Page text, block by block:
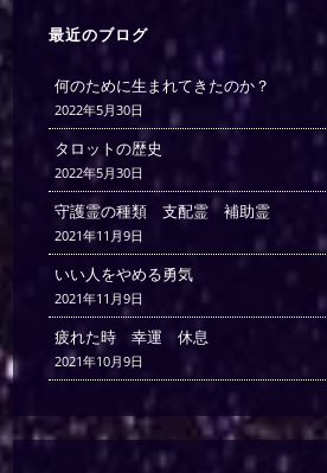
最近のブログ
何のために生まれてきたのか？
2022年5月30日
タロットの歴史
2022年5月30日
守護霊の種類 支配霊 補助霊
2021年11月9日
いい人をやめる勇気
2021年11月9日
疲れた時 幸運 休息
2021年10月9日